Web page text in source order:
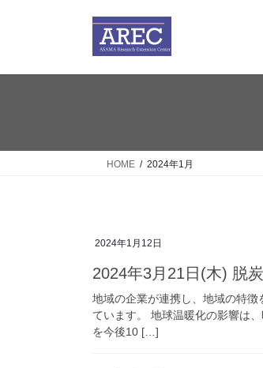
HOME 2024年1月
2024年1月12日
2024年3月21日(木) 脱
地域の企業が連携し、地域の特
ています。 地球温暖化の影響は
を今後10 […]